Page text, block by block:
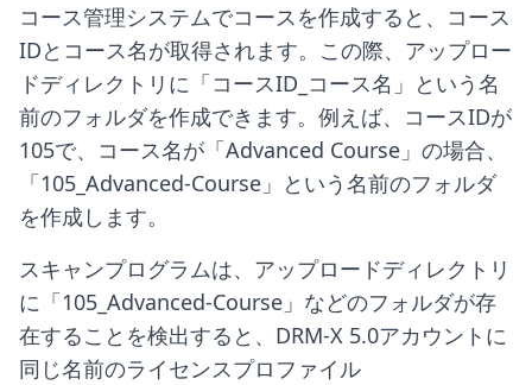
コース管理システムでコースを作成すると、コース
IDとコース名が取得されます。この際、アップロー
ドディレクトリに「コースID_コース名」という名
前のフォルダを作成できます。例えば、コースIDが
105で、コース名が「Advanced Course」の場合、
「105_Advanced-Course」という名前のフォルダ
を作成します。
スキャンプログラムは、アップロードディレクトリ
に「105_Advanced-Course」などのフォルダが存
在することを検出すると、DRM-X 5.0アカウントに
同じ名前のライセンスプロファイル